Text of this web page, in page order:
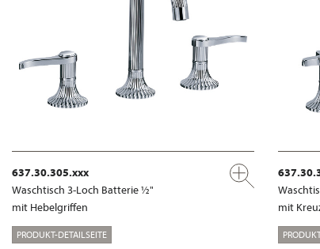
637.30.305.xxx
Waschtisch 3-Loch Batterie ½"
mit Hebelgriffen
PRODUKT-DETAILSEITE
mit